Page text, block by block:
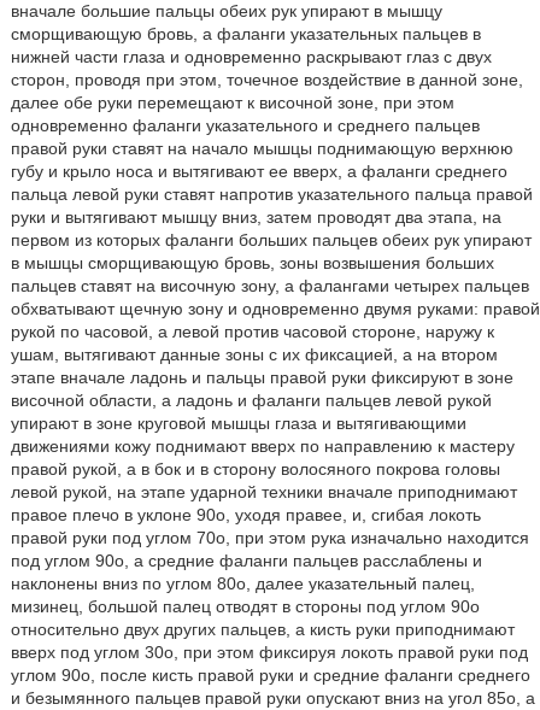
вначале большие пальцы обеих рук упирают в мышцу
сморщивающую бровь, а фаланги указательных пальцев в
нижней части глаза и одновременно раскрывают глаз с двух
сторон, проводя при этом, точечное воздействие в данной зоне,
далее обе руки перемещают к височной зоне, при этом
одновременно фаланги указательного и среднего пальцев
правой руки ставят на начало мышцы поднимающую верхнюю
губу и крыло носа и вытягивают ее вверх, а фаланги среднего
пальца левой руки ставят напротив указательного пальца правой
руки и вытягивают мышцу вниз, затем проводят два этапа, на
первом из которых фаланги больших пальцев обеих рук упирают
в мышцы сморщивающую бровь, зоны возвышения больших
пальцев ставят на височную зону, а фалангами четырех пальцев
обхватывают щечную зону и одновременно двумя руками: правой
рукой по часовой, а левой против часовой стороне, наружу к
ушам, вытягивают данные зоны с их фиксацией, а на втором
этапе вначале ладонь и пальцы правой руки фиксируют в зоне
височной области, а ладонь и фаланги пальцев левой рукой
упирают в зоне круговой мышцы глаза и вытягивающими
движениями кожу поднимают вверх по направлению к мастеру
правой рукой, а в бок и в сторону волосяного покрова головы
левой рукой, на этапе ударной техники вначале приподнимают
правое плечо в уклоне 90о, уходя правее, и, сгибая локоть
правой руки под углом 70о, при этом рука изначально находится
под углом 90о, а средние фаланги пальцев расслаблены и
наклонены вниз по углом 80о, далее указательный палец,
мизинец, большой палец отводят в стороны под углом 90о
относительно двух других пальцев, а кисть руки приподнимают
вверх под углом 30о, при этом фиксируя локоть правой руки под
углом 90о, после кисть правой руки и средние фаланги среднего
и безымянного пальцев правой руки опускают вниз на угол 85о, а